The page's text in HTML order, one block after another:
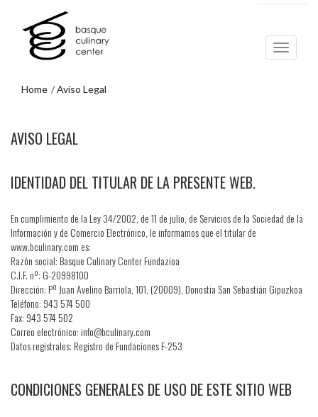
navigation
Home Aviso Legal
AVISO LEGAL
IDENTIDAD DEL TITULAR DE LA PRESENTE WEB.
En cumplimiento de la Ley 34/2002, de 11 de julio, de Servicios de la Sociedad de la
Información y de Comercio Electrónico, le informamos que el titular de
www.bculinary.com es:
Razón social: Basque Culinary Center Fundazioa
C.I.F. nº: G-20998100
Dirección: Pº Juan Avelino Barriola, 101, (20009), Donostia San Sebastián Gipuzkoa
Teléfono: 943 574 500
Fax: 943 574 502
Correo electrónico: info@bculinary.com
Datos registrales: Registro de Fundaciones F-253
CONDICIONES GENERALES DE USO DE ESTE SITIO WEB